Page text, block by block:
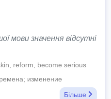
мови значення відсутні
reform, become serious
изменение
Більше